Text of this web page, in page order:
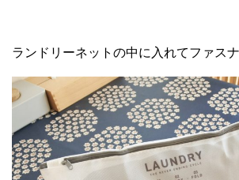
ランドリーネットの中に入れてファス